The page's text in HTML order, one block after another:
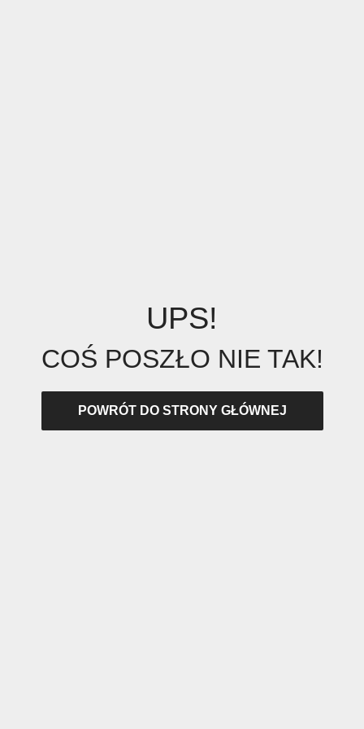
UPS!
COŚ POSZŁO NIE TAK!
POWRÓT DO STRONY GŁÓWNEJ